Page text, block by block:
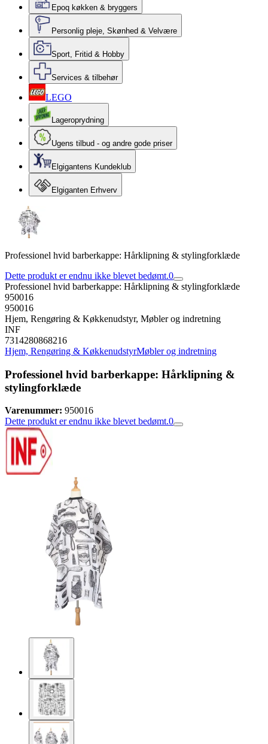
Epoq køkken & bryggers
Personlig pleje, Skønhed & Velvære
Sport, Fritid & Hobby
Services & tilbehør
LEGO
Lageroprydning
Ugens tilbud - og andre gode priser
Elgigantens Kundeklub
Elgiganten Erhverv
Professionel hvid barberkappe: Hårklipning & stylingforklæde
Dette produkt er endnu ikke blevet bedømt.0
Professionel hvid barberkappe: Hårklipning & stylingforklæde
950016
950016
Hjem, Rengøring & Køkkenudstyr, Møbler og indretning
INF
7314280868216
Hjem, Rengøring & KøkkenudstyrMøbler og indretning
Professionel hvid barberkappe: Hårklipning &
stylingforklæde
Varenummer: 950016
Dette produkt er endnu ikke blevet bedømt.0